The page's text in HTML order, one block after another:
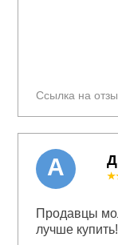
Ссылка на
Продавцы
лучше купить!
А